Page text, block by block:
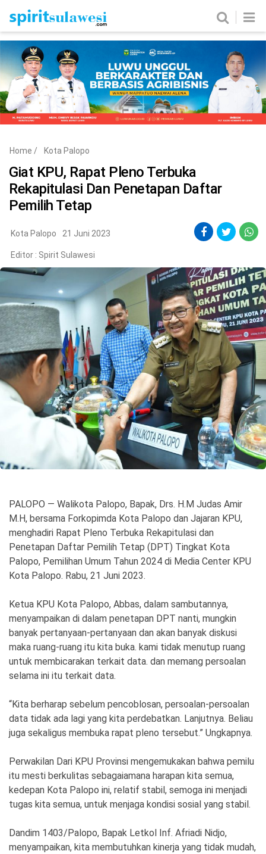
Home News
Metro Nasional
Politik Hukum & Kriminal
©
Copyright
2026
Spirit
Sulawesi
Home / Kota Palopo
Giat KPU, Rapat Pleno Terbuka
Rekapitulasi Dan Penetapan Daftar
Pemilih Tetap
Kota Palopo 21 Juni 2023
Editor : Spirit Sulawesi
PALOPO — Walikota Palopo, Bapak, Drs. H.M Judas Amir
M.H, bersama Forkopimda Kota Palopo dan Jajaran KPU,
menghadiri Rapat Pleno Terbuka Rekapitulasi dan
Penetapan Daftar Pemilih Tetap (DPT) Tingkat Kota
Palopo, Pemilihan Umum Tahun 2024 di Media Center KPU
Kota Palopo. Rabu, 21 Juni 2023.
Ketua KPU Kota Palopo, Abbas, dalam sambutannya,
menyampaikan di dalam penetapan DPT nanti, mungkin
banyak pertanyaan-pertanyaan dan akan banyak diskusi
maka ruang-ruang itu kita buka. kami tidak menutup ruang
untuk membicarakan terkait data. dan memang persoalan
selama ini itu terkait data.
“Kita berharap sebelum pencoblosan, persoalan-persoalan
data tidak ada lagi yang kita perdebatkan. Lanjutnya. Beliau
juga sekaligus membuka rapat pleno tersebut.” Ungkapnya.
Perwakilan Dari KPU Provinsi mengemukakan bahwa pemilu
itu mesti berkulitas sebagaiamana harapan kita semua,
kedepan Kota Palopo ini, relatif stabil, semoga ini menjadi
tugas kita semua, untuk menjaga kondisi sosial yang stabil.
Dandim 1403/Palopo, Bapak Letkol Inf. Afriadi Nidjo,
menyampaikan, kita membutuhkan kinerja yang tidak mudah,